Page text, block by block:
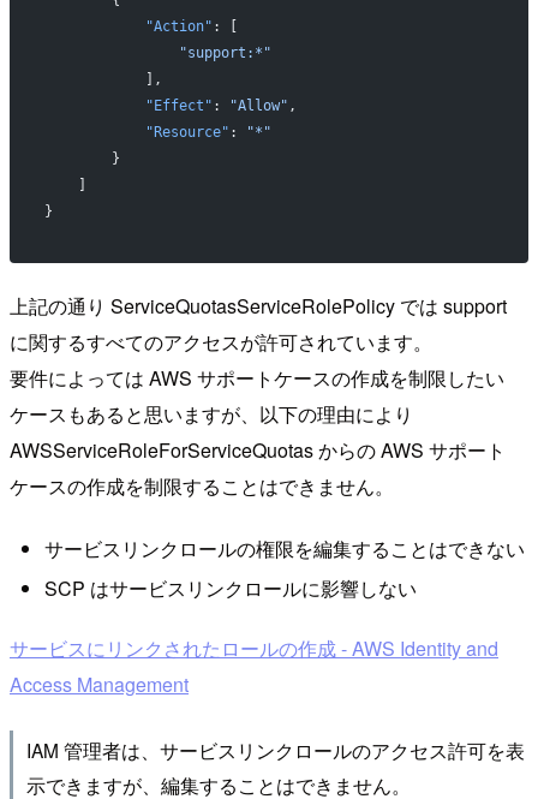
            "Action"
: [
                "support:*"
            ],
            "Effect"
: "Allow" ,
            "Resource"
:
"*"
        }
}
上記の通り ServiceQuotasServiceRolePolicy では support
に関するすべてのアクセスが許可されています。
要件によっては AWS サポートケースの作成を制限したい
ケースもあると思いますが、以下の理由により
AWSServiceRoleForServiceQuotas からの AWS サポート
ケースの作成を制限することはできません。
サービスリンクロールの権限を編集することはできない
SCP はサービスリンクロールに影響しない
サービスにリンクされたロールの作成 - AWS Identity and
Access Management
IAM 管理者は、サービスリンクロールのアクセス許可を表
示できますが、編集することはできません。